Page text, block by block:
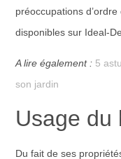
préoccupations
disponibles sur Ideal-
A lire également : 5
son jardin
Usage du
Du fait de ses